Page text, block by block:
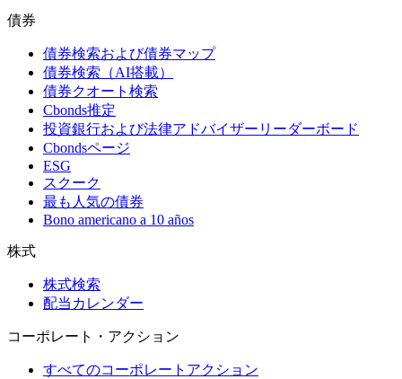
債券
債券検索および債券マップ
債券検索（AI搭載）
債券クオート検索
Cbonds推定
投資銀行および法律アドバイザーリーダーボード
Cbondsページ
ESG
スクーク
最も人気の債券
Bono americano a 10 años
株式
株式検索
配当カレンダー
コーポレート・アクション
すべてのコーポレートアクション